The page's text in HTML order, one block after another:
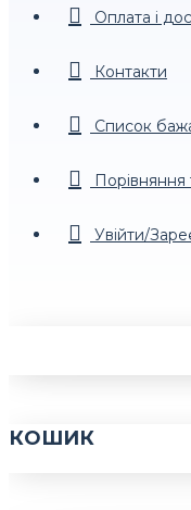
Оплата і
Контакти
Список
Порiвняння
Увійти/
КОШИК